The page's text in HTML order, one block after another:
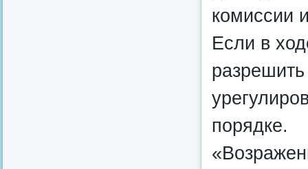
комиссии
Если в
порядке.